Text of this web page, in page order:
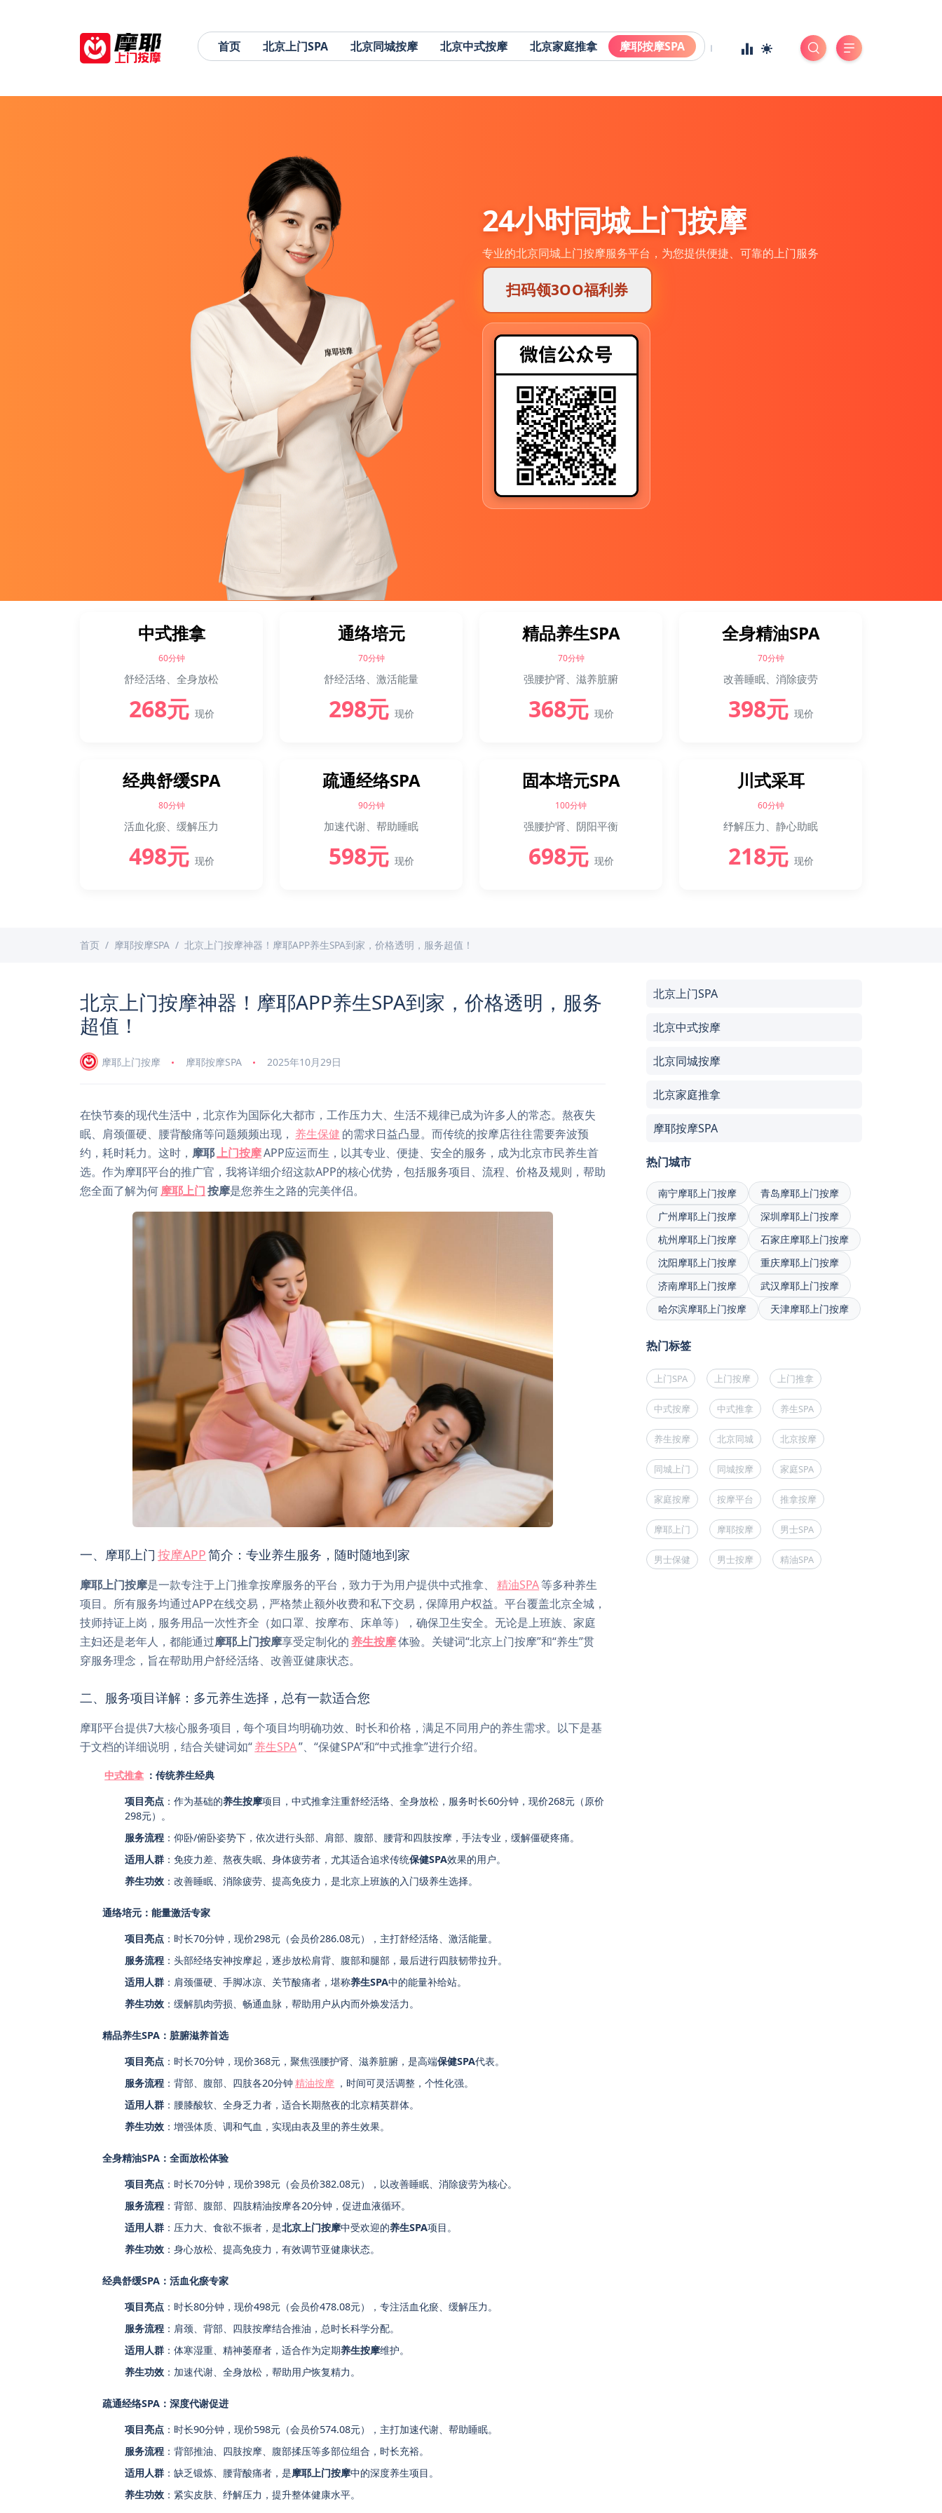
首页 北京上门SPA 北京同城按摩 北京中式按摩 北京家庭推拿 摩耶按摩SPA
24小时同城上门按摩
专业的北京同城上门按摩服务平台，为您提供便捷、可靠的上门服务
扫码领3OO福利券
中式推拿
60分钟
舒经活络、全身放松
268元 现价
通络培元
70分钟
舒经活络、激活能量
298元 现价
精品养生SPA
70分钟
强腰护肾、滋养脏腑
368元 现价
全身精油SPA
70分钟
改善睡眠、消除疲劳
398元 现价
经典舒缓SPA
80分钟
活血化瘀、缓解压力
498元 现价
疏通经络SPA
90分钟
加速代谢、帮助睡眠
598元 现价
固本培元SPA
100分钟
强腰护肾、阴阳平衡
698元 现价
川式采耳
60分钟
纾解压力、静心助眠
218元 现价
首页 摩耶按摩SPA 北京上门按摩神器！摩耶APP养生SPA到家，价格透明，服务超值！
北京上门按摩神器！摩耶APP养生SPA到家，价格透明，服务
超值！
摩耶上门按摩 摩耶按摩SPA 2025年10月29日
在快节奏的现代生活中，北京作为国际化大都市，工作压力大、生活不规律已成为许多人的常态。熬夜失
眠、肩颈僵硬、腰背酸痛等问题频频出现， 养生保健 的需求日益凸显。而传统的按摩店往往需要奔波预
约，耗时耗力。这时， 摩耶上门按摩APP应运而生，以其专业、便捷、安全的服务，成为北京市民养生首
选。作为摩耶平台的推广官，我将详细介绍这款APP的核心优势，包括服务项目、流程、价格及规则，帮助
您全面了解为何摩耶上门按摩是您养生之路的完美伴侣。
一、摩耶上门 按摩APP简介：专业养生服务，随时随地到家
摩耶上门按摩是一款专注于上门推拿按摩服务的平台，致力于为用户提供中式推拿、 精油SPA等多种养生
项目。所有服务均通过APP在线交易，严格禁止额外收费和私下交易，保障用户权益。平台覆盖北京全城，
技师持证上岗，服务用品一次性齐全（如口罩、按摩布、床单等），确保卫生安全。无论是上班族、家庭
主妇还是老年人，都能通过摩耶上门按摩享受定制化的养生按摩体验。关键词“北京上门按摩”和“养生”贯
穿服务理念，旨在帮助用户舒经活络、改善亚健康状态。
二、服务项目详解：多元养生选择，总有一款适合您
摩耶平台提供7大核心服务项目，每个项目均明确功效、时长和价格，满足不同用户的养生需求。以下是基
于文档的详细说明，结合关键词如“养生SPA”、“保健SPA”和“中式推拿”进行介绍。
中式推拿 ：传统养生经典
项目亮点 ：作为基础的养生按摩项目，中式推拿注重舒经活络、全身放松，服务时长60分钟，现价268元（原价
298元）。
服务流程 ：仰卧/俯卧姿势下，依次进行头部、肩部、腹部、腰背和四肢按摩，手法专业，缓解僵硬疼痛。
适用人群 ：免疫力差、熬夜失眠、身体疲劳者，尤其适合追求传统保健SPA效果的用户。
养生功效 ：改善睡眠、消除疲劳、提高免疫力，是北京上班族的入门级养生选择。
通络培元：能量激活专家
项目亮点 ：时长70分钟，现价298元（会员价286.08元），主打舒经活络、激活能量。
服务流程 ：头部经络安神按摩起，逐步放松肩背、腹部和腿部，最后进行四肢韧带拉升。
适用人群 ：肩颈僵硬、手脚冰凉、关节酸痛者，堪称养生SPA中的能量补给站。
养生功效 ：缓解肌肉劳损、畅通血脉，帮助用户从内而外焕发活力。
精品养生SPA：脏腑滋养首选
项目亮点 ：时长70分钟，现价368元，聚焦强腰护肾、滋养脏腑，是高端保健SPA代表。
服务流程 ：背部、腹部、四肢各20分钟精油按摩 ，时间可灵活调整，个性化强。
适用人群 ：腰膝酸软、全身乏力者，适合长期熬夜的北京精英群体。
养生功效 ：增强体质、调和气血，实现由表及里的养生效果。
全身精油SPA：全面放松体验
项目亮点 ：时长70分钟，现价398元（会员价382.08元），以改善睡眠、消除疲劳为核心。
服务流程 ：背部、腹部、四肢精油按摩各20分钟，促进血液循环。
适用人群 ：压力大、食欲不振者，是北京上门按摩中受欢迎的养生SPA项目。
养生功效 ：身心放松、提高免疫力，有效调节亚健康状态。
经典舒缓SPA：活血化瘀专家
项目亮点 ：时长80分钟，现价498元（会员价478.08元），专注活血化瘀、缓解压力。
服务流程 ：肩颈、背部、四肢按摩结合推油，总时长科学分配。
适用人群 ：体寒湿重、精神萎靡者，适合作为定期养生按摩维护。
养生功效 ：加速代谢、全身放松，帮助用户恢复精力。
疏通经络SPA：深度代谢促进
项目亮点 ：时长90分钟，现价598元（会员价574.08元），主打加速代谢、帮助睡眠。
服务流程 ：背部推油、四肢按摩、腹部揉压等多部位组合，时长充裕。
适用人群 ：缺乏锻炼、腰背酸痛者，是摩耶上门按摩中的深度养生项目。
养生功效 ：紧实皮肤、纾解压力，提升整体健康水平。
北京上门SPA
北京中式按摩
北京同城按摩
北京家庭推拿
摩耶按摩SPA
热门城市
南宁摩耶上门按摩
青岛摩耶上门按摩
广州摩耶上门按摩
深圳摩耶上门按摩
杭州摩耶上门按摩
石家庄摩耶上门按摩
沈阳摩耶上门按摩
重庆摩耶上门按摩
济南摩耶上门按摩
武汉摩耶上门按摩
哈尔滨摩耶上门按摩
天津摩耶上门按摩
热门标签
上门SPA 上门按摩 上门推拿
中式按摩 中式推拿 养生SPA
养生按摩 北京同城 北京按摩
同城上门 同城按摩 家庭SPA
家庭按摩 按摩平台 推拿按摩
摩耶上门 摩耶按摩 男士SPA
男士保健 男士按摩 精油SPA